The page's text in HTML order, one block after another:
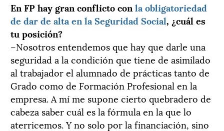
En FP hay gran conflicto con la obligatoriedad
de dar de alta en la Seguridad Social, ¿cuál es
tu posición?
–Nosotros entendemos que hay que darle una
seguridad a la condición que tiene de asimilado
al trabajador el alumnado de prácticas tanto de
Grado como de Formación Profesional en la
empresa. A mí me supone cierto quebradero de
cabeza saber cuál es la fórmula en la que lo
aterricemos. Y no solo por la financiación, sino